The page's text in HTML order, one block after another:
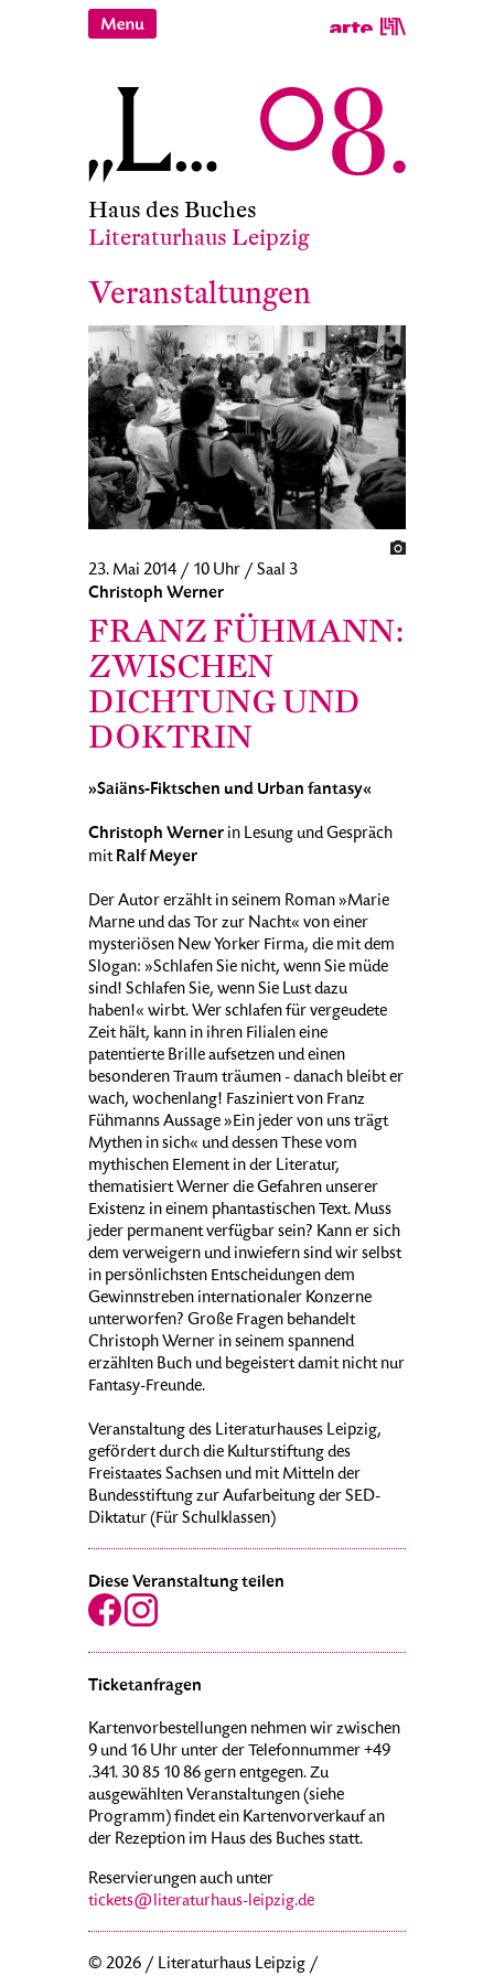
Haus des Buches
Literaturhaus Leipzig
Veranstaltungen
23. Mai 2014 / 10 Uhr / Saal 3
Christoph Werner
FRANZ FÜHMANN:
ZWISCHEN
DICHTUNG UND
DOKTRIN
»Saiäns-Fiktschen und Urban fantasy«
Christoph Werner in Lesung und Gespräch
mitRalf Meyer
Der Autor erzählt in seinem Roman »Marie
Marne und das Tor zur Nacht« von einer
mysteriösen New Yorker Firma, die mit dem
Slogan: »Schlafen Sie nicht, wenn Sie müde
sind! Schlafen Sie, wenn Sie Lust dazu
haben!« wirbt. Wer schlafen für vergeudete
Zeit hält, kann in ihren Filialen eine
patentierte Brille aufsetzen und einen
besonderen Traum träumen - danach bleibt er
wach, wochenlang! Fasziniert von Franz
Fühmanns Aussage »Ein jeder von uns trägt
Mythen in sich« und dessen These vom
mythischen Element in der Literatur,
thematisiert Werner die Gefahren unserer
Existenz in einem phantastischen Text. Muss
jeder permanent verfügbar sein? Kann er sich
dem verweigern und inwiefern sind wir selbst
in persönlichsten Entscheidungen dem
Gewinnstreben internationaler Konzerne
unterworfen? Große Fragen behandelt
Christoph Werner in seinem spannend
erzählten Buch und begeistert damit nicht nur
Fantasy-Freunde.
Veranstaltung des Literaturhauses Leipzig,
gefördert durch die Kulturstiftung des
Freistaates Sachsen und mit Mitteln der
Bundesstiftung zur Aufarbeitung der SED-
Diktatur (Für Schulklassen)
Diese Veranstaltung teilen
Ticketanfragen
Kartenvorbestellungen nehmen wir zwischen
9 und 16 Uhr unter der Telefonnummer +49
.341. 30 85 10 86 gern entgegen. Zu
ausgewählten Veranstaltungen (siehe
Programm) findet ein Kartenvorverkauf an
der Rezeption im Haus des Buches statt.
Reservierungen auch unter
tickets@literaturhaus-leipzig.de
© 2026 / Literaturhaus Leipzig /